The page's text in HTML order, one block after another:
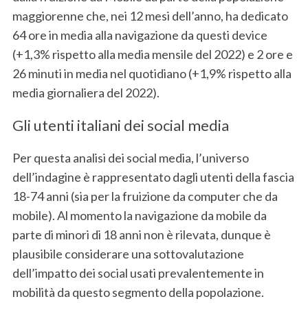
maggiorenne che, nei 12 mesi dell’anno, ha dedicato
64 ore in media alla navigazione da questi device
(+1,3% rispetto alla media mensile del 2022) e 2 ore e
26 minuti in media nel quotidiano (+1,9% rispetto alla
media giornaliera del 2022).
Gli utenti italiani dei social media
Per questa analisi dei social media, l’universo
dell’indagine è rappresentato dagli utenti della fascia
18-74 anni (sia per la fruizione da computer che da
mobile). Al momento la navigazione da mobile da
parte di minori di 18 anni non è rilevata, dunque è
plausibile considerare una sottovalutazione
dell’impatto dei social usati prevalentemente in
mobilità da questo segmento della popolazione.